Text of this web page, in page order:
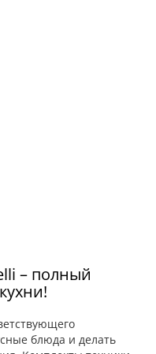
– полный
блюда и делать